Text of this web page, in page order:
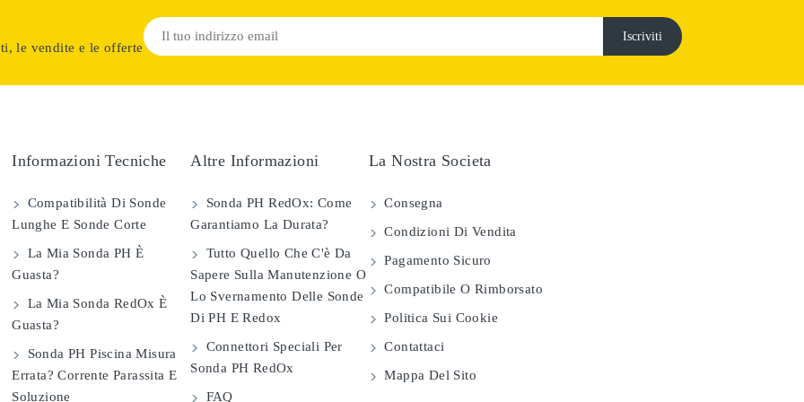
le vendite e le offerte
Informazioni Tecniche
Compatibilità Di Sonde
Lunghe E Sonde Corte
La Mia Sonda PH È
Guasta?
La Mia Sonda RedOx È
Guasta?
Sonda PH Piscina Misura
Errata? Corrente Parassita E
Soluzione
Altre Informazioni
Sonda PH RedOx: Come
Garantiamo La Durata?
Tutto Quello Che C'è Da
Sapere Sulla Manutenzione O
Lo Svernamento Delle Sonde
Di PH E Redox
Connettori Speciali Per
Sonda PH RedOx
FAQ
La Nostra Societa
Consegna
Condizioni Di Vendita
Pagamento Sicuro
Compatibile O Rimborsato
Politica Sui Cookie
Contattaci
Mappa Del Sito